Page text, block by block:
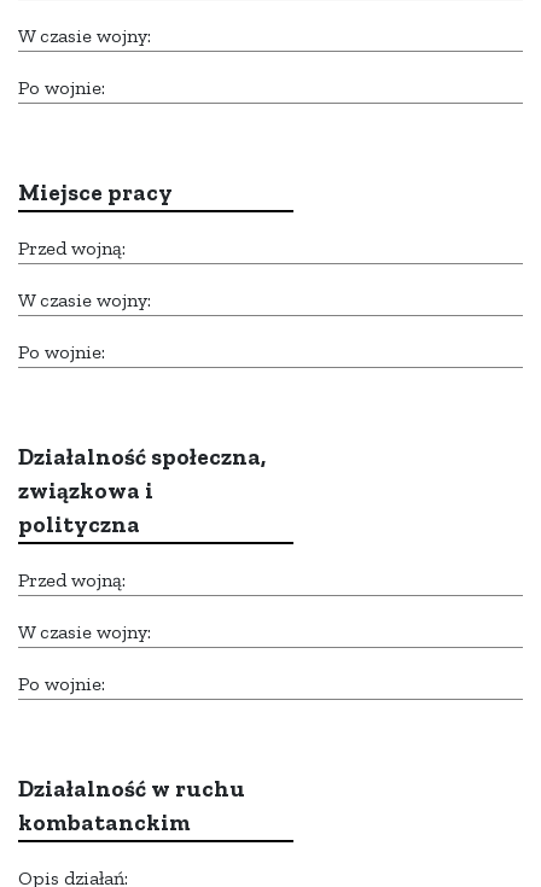
W czasie wojny:
Po wojnie:
Miejsce pracy
Przed wojną:
W czasie wojny:
Po wojnie:
Działalność społeczna,
związkowa i
polityczna
Przed wojną:
W czasie wojny:
Po wojnie:
Działalność w ruchu
kombatanckim
Opis działań: